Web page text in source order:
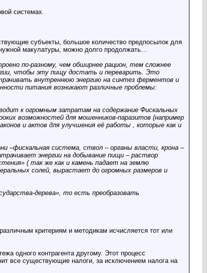
системах.
субъекты, большое количество предпосылок для
макулатуры, можно долго продолжать…
по-разному, чем обширнее рацион, тем сложнее
чтобы эту пищу достать и переварить. Это
внутреннюю энергию на синтез ферментов и
питания возникают различные проблемы:
к огромным затратам на содержание Фискальных
возможностей для мошенников-паразитов (например
и актов для улучшения её работы , которые как и
–фискальная система, ствол – органы власти, крона –
энергии на добывание пищи – раствор
( так же как и камень падает на землю
солей, вырастает до огромных размеров и
дерева», то есть преобразовать
критериям и методикам исчисляется тот или
одного контрагента другому. Этот процесс
все существующие налоги, за исключением налога на